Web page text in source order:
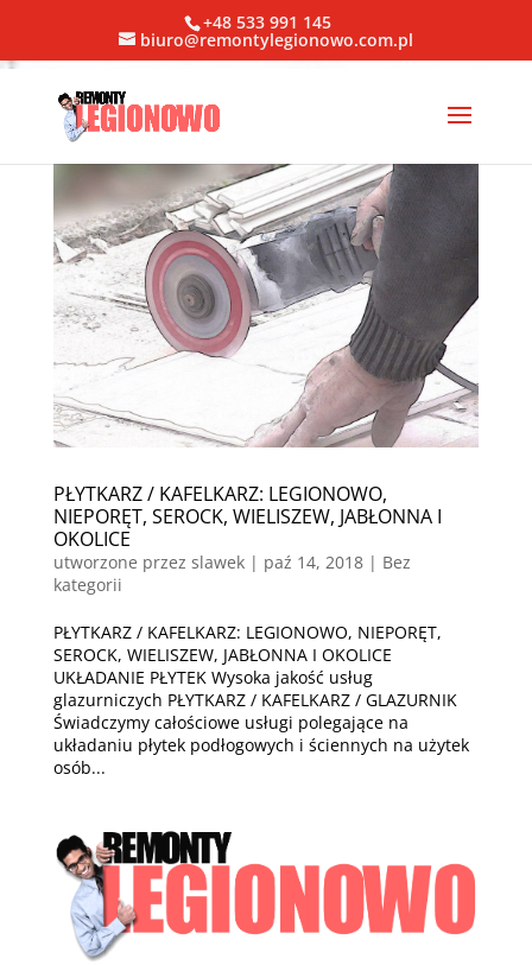
+48 533 991 145
biuro@remontylegionowo.com.pl
PŁYTKARZ / KAFELKARZ: LEGIONOWO,
NIEPORĘT, SEROCK, WIELISZEW, JABŁONNA I
OKOLICE
utworzone przez slawek| paź 14, 2018| Bez
kategorii
PŁYTKARZ / KAFELKARZ: LEGIONOWO, NIEPORĘT,
SEROCK, WIELISZEW, JABŁONNA I OKOLICE
UKŁADANIE PŁYTEK Wysoka jakość usług
glazurniczych PŁYTKARZ / KAFELKARZ / GLAZURNIK
Świadczymy całościowe usługi polegające na
układaniu płytek podłogowych i ściennych na użytek
osób...